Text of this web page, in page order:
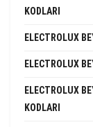
KODLARI
ELECTROLUX
ELECTROLUX
ELECTROLUX
KODLARI